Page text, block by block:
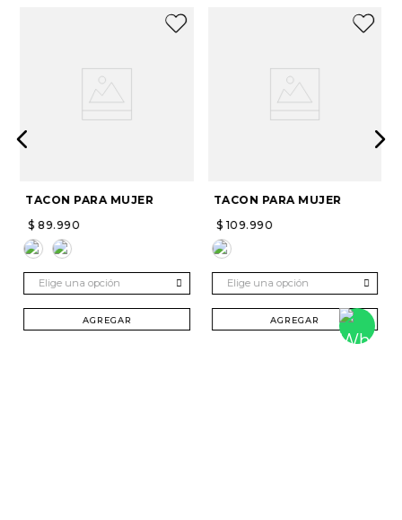
TACON PARA MUJER
$ 89.990
Elige una opción
AGREGAR
TACON PARA MUJER
$ 109.990
Elige una opción
AGREGAR